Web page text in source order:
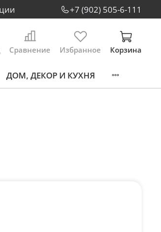
+7 (902) 505-6-111
Сравнение Избранное Корзина
ДОМ, ДЕКОР И КУХНЯ